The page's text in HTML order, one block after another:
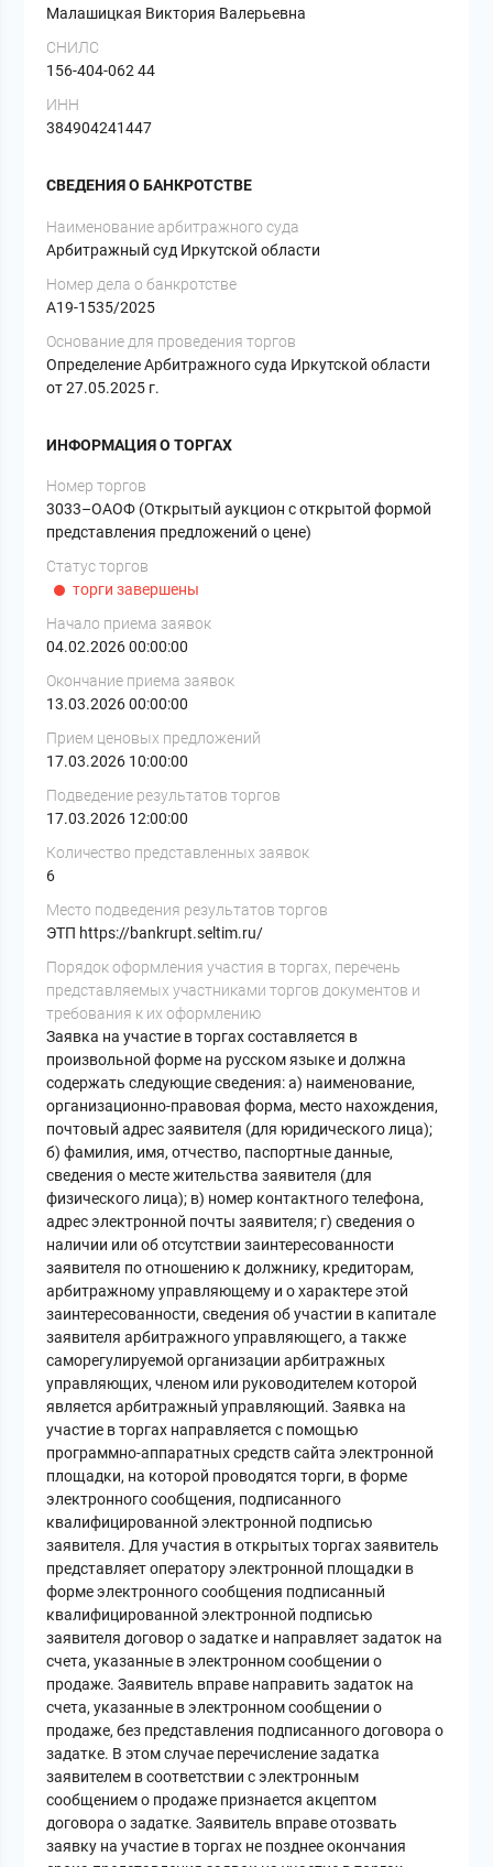
Малашицкая Виктория Валерьевна
СНИЛС
156-404-062 44
ИНН
384904241447
СВЕДЕНИЯ О БАНКРОТСТВЕ
Наименование арбитражного суда
Арбитражный суд Иркутской области
Номер дела о банкротстве
А19-1535/2025
Основание для проведения торгов
Определение Арбитражного суда Иркутской области
от 27.05.2025 г.
ИНФОРМАЦИЯ О ТОРГАХ
Номер торгов
3033–ОАОФ (Открытый аукцион с открытой формой
представления предложений о цене)
Статус торгов
торги завершены
Начало приема заявок
04.02.2026 00:00:00
Окончание приема заявок
13.03.2026 00:00:00
Прием ценовых предложений
17.03.2026 10:00:00
Подведение результатов торгов
17.03.2026 12:00:00
Количество представленных заявок
6
Место подведения результатов торгов
ЭТП https://bankrupt.seltim.ru/
Порядок оформления участия в торгах, перечень
представляемых участниками торгов документов и
требования к их оформлению
Заявка на участие в торгах составляется в
произвольной форме на русском языке и должна
содержать следующие сведения: а) наименование,
организационно-правовая форма, место нахождения,
почтовый адрес заявителя (для юридического лица);
б) фамилия, имя, отчество, паспортные данные,
сведения о месте жительства заявителя (для
физического лица); в) номер контактного телефона,
адрес электронной почты заявителя; г) сведения о
наличии или об отсутствии заинтересованности
заявителя по отношению к должнику, кредиторам,
арбитражному управляющему и о характере этой
заинтересованности, сведения об участии в капитале
заявителя арбитражного управляющего, а также
саморегулируемой организации арбитражных
управляющих, членом или руководителем которой
является арбитражный управляющий. Заявка на
участие в торгах направляется с помощью
программно-аппаратных средств сайта электронной
площадки, на которой проводятся торги, в форме
электронного сообщения, подписанного
квалифицированной электронной подписью
заявителя. Для участия в открытых торгах заявитель
представляет оператору электронной площадки в
форме электронного сообщения подписанный
квалифицированной электронной подписью
заявителя договор о задатке и направляет задаток на
счета, указанные в электронном сообщении о
продаже. Заявитель вправе направить задаток на
счета, указанные в электронном сообщении о
продаже, без представления подписанного договора о
задатке. В этом случае перечисление задатка
заявителем в соответствии с электронным
сообщением о продаже признается акцептом
договора о задатке. Заявитель вправе отозвать
заявку на участие в торгах не позднее окончания